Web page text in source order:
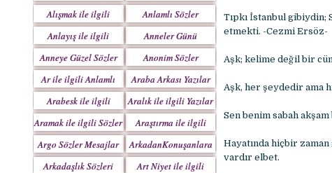
Sözler
Alışmak ile ilgili
Yazılar
Anlamlı Sözler
Mesajlar
Anlayış ile ilgili
Yazılar
Anneler Günü
Mesajları
Anneye Güzel Sözler
Anonim Sözler
Ar ile ilgili Anlamlı
Sözler
Araba Arkası Yazılar
Arabesk ile ilgili
Yazılar
Aralık ile ilgili Yazılar
Aramak ile ilgili Sözler
Araştırma ile ilgili
Sözler
Argo Sözler Mesajlar
ArkadanKonuşanlara
Sözler
Arkadaşlık Sözleri
Art Niyet ile ilgili
Tıpkı İstanbul gibiydin;
etmekti. -Cezmi Ersöz-
Aşk; kelime değil bir
Aşk, her şeydedir ama
Sen benim sabah akşam
Hayatında hiçbir
vardır elbet.